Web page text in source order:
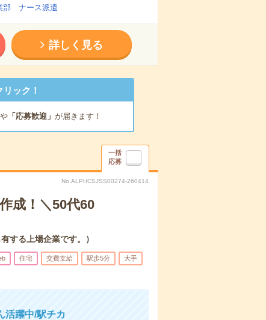
部 ナース派遣
詳しく見る
ック！
や「応募歓迎」 が届きます！
一括
応募
No.ALPHCSJSS00274-260414
成！＼50代60
する上場企業です。）
住宅 交費支給 駅歩5分 大手
活躍中/駅チカ